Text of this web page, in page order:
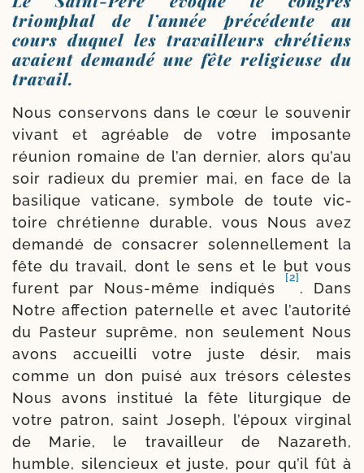
triomphal de l’année précédente au
cours duquel les travailleurs chrétiens
avaient demandé une fête religieuse du
travail.
Nous conser­vons dans le cœur le sou­ve­nir
vivant et agréable de votre impo­sante
réunion romaine de l’an der­nier, alors qu’au
soir radieux du pre­mier mai, en face de la
basi­lique vati­cane, sym­bole de toute vic­
toire chré­tienne durable, vous Nous avez
deman­dé de consa­crer solen­nel­le­ment la
fête du tra­vail, dont le sens et le but vous
furent par Nous-​même indi­qués
[2]
. Dans
Notre affec­tion pater­nelle et avec l’au­to­ri­té
du Pasteur suprême, non seule­ment Nous
avons accueilli votre juste désir, mais
comme un don pui­sé aux tré­sors célestes
Nous avons ins­ti­tué la fête litur­gique de
votre patron, saint Joseph, l’é­poux vir­gi­nal
de Marie, le tra­vailleur de Nazareth,
humble, silen­cieux et juste, pour qu’il fût à